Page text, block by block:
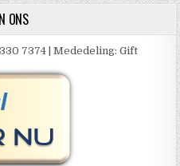
ONS
7374 | Mededeling: Gift